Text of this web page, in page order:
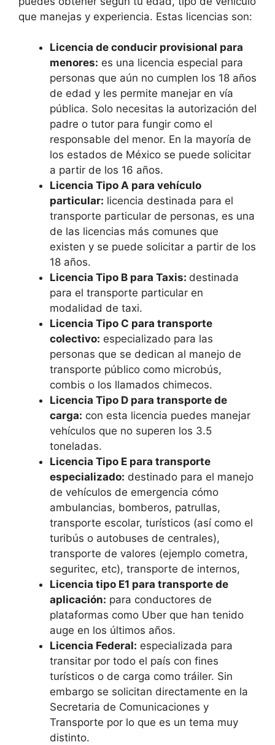
que manejas y experiencia. Estas licencias son:
Licencia de conducir provisional para
menores: es una licencia especial para
personas que aún no cumplen los 18 años
de edad y les permite manejar en vía
pública. Solo necesitas la autorización del
padre o tutor para fungir como el
responsable del menor. En la mayoría de
los estados de México se puede solicitar
a partir de los 16 años.
Licencia Tipo A para vehículo
particular: licencia destinada para el
transporte particular de personas, es una
de las licencias más comunes que
existen y se puede solicitar a partir de los
18 años.
Licencia Tipo B para Taxis: destinada
para el transporte particular en
modalidad de taxi.
Licencia Tipo C para transporte
colectivo: especializado para las
personas que se dedican al manejo de
transporte público como microbús,
combis o los llamados chimecos.
Licencia Tipo D para transporte de
carga: con esta licencia puedes manejar
vehículos que no superen los 3.5
toneladas.
Licencia Tipo E para transporte
especializado: destinado para el manejo
de vehículos de emergencia cómo
ambulancias, bomberos, patrullas,
transporte escolar, turísticos (así como el
turibús o autobuses de centrales),
transporte de valores (ejemplo cometra,
seguritec, etc), transporte de internos,
Licencia tipo E1 para transporte de
aplicación: para conductores de
plataformas como Uber que han tenido
auge en los últimos años.
Licencia Federal: especializada para
transitar por todo el país con fines
turísticos o de carga como tráiler. Sin
embargo se solicitan directamente en la
Secretaria de Comunicaciones y
Transporte por lo que es un tema muy
distinto.